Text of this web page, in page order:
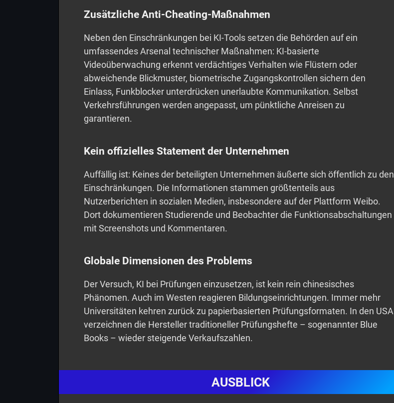
Zusätzliche Anti-Cheating-Maßnahmen
Neben den Einschränkungen bei KI-Tools setzen die Behörden auf ein
umfassendes Arsenal technischer Maßnahmen: KI-basierte
Videoüberwachung erkennt verdächtiges Verhalten wie Flüstern oder
abweichende Blickmuster, biometrische Zugangskontrollen sichern den
Einlass, Funkblocker unterdrücken unerlaubte Kommunikation. Selbst
Verkehrsführungen werden angepasst, um pünktliche Anreisen zu
garantieren.
Kein offizielles Statement der Unternehmen
Auffällig ist: Keines der beteiligten Unternehmen äußerte sich öffentlich zu den
Einschränkungen. Die Informationen stammen größtenteils aus
Nutzerberichten in sozialen Medien, insbesondere auf der Plattform Weibo.
Dort dokumentieren Studierende und Beobachter die Funktionsabschaltungen
mit Screenshots und Kommentaren.
Globale Dimensionen des Problems
Der Versuch, KI bei Prüfungen einzusetzen, ist kein rein chinesisches
Phänomen. Auch im Westen reagieren Bildungseinrichtungen. Immer mehr
Universitäten kehren zurück zu papierbasierten Prüfungsformaten. In den USA
verzeichnen die Hersteller traditioneller Prüfungshefte – sogenannter Blue
Books – wieder steigende Verkaufszahlen.
AUSBLICK